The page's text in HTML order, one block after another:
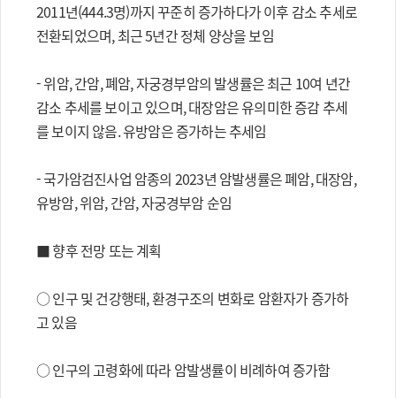
2011년(444.3명)까지 꾸준히 증가하다가 이후 감소 추세로
전환되었으며, 최근 5년간 정체 양상을 보임
- 위암, 간암, 폐암, 자궁경부암의 발생률은 최근 10여 년간
감소 추세를 보이고 있으며, 대장암은 유의미한 증감 추세
를 보이지 않음. 유방암은 증가하는 추세임
- 국가암검진사업 암종의 2023년 암발생률은 폐암, 대장암,
유방암, 위암, 간암, 자궁경부암 순임
■ 향후 전망 또는 계획
○ 인구 및 건강행태, 환경구조의 변화로 암환자가 증가하
고 있음
○ 인구의 고령화에 따라 암발생률이 비례하여 증가함